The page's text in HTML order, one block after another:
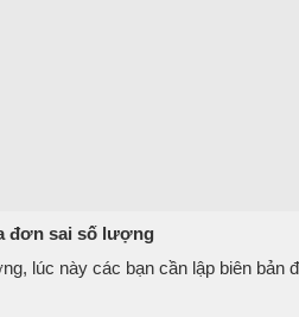
đơn sai số lượng
lúc này các bạn cần lập biên bản